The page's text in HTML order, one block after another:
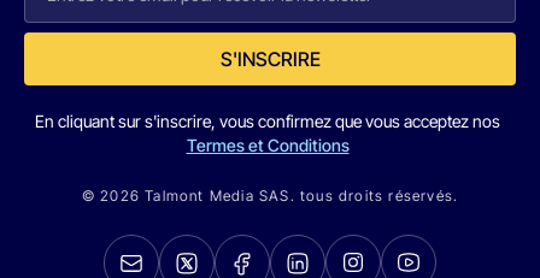
S'INSCRIRE
En cliquant sur s'inscrire, vous confirmez que vous acceptez nos
Termes et Conditions
© 2026 Talmont Media SAS. tous droits réservés.